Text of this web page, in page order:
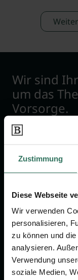
Zustimmung
Diese Webseite
Wir verwenden
personalisieren,
zu können und
analysieren.
Verwendung
soziale Medien,
Wir sind
um das
Vorsorge.
Vergleich
Ratgeber
Verzeichnis
Wissenswertes
Über uns